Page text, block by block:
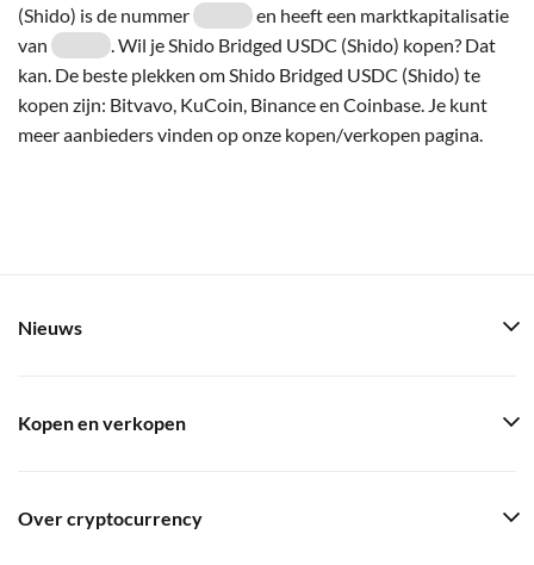
(Shido) is de nummer
en heeft een marktkapitalisatie
van
. Wil je Shido Bridged USDC (Shido) kopen? Dat
kan. De beste plekken om Shido Bridged USDC (Shido) te
kopen zijn: Bitvavo, KuCoin, Binance en Coinbase. Je kunt
meer aanbieders vinden op onze kopen/verkopen pagina.
Nieuws
Kopen en verkopen
Over cryptocurrency